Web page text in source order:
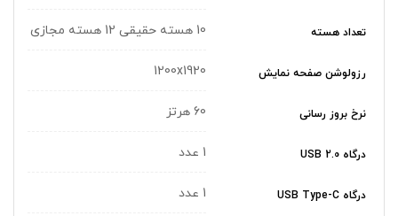
تعداد هسته 10 هسته حقیقی 12 هسته مجازی
رزولوشن صفحه نمایش 1200x1920
نرخ بروز رسانی 60 هرتز
درگاه USB 2.0 1 عدد
درگاه USB Type-C 1 عدد